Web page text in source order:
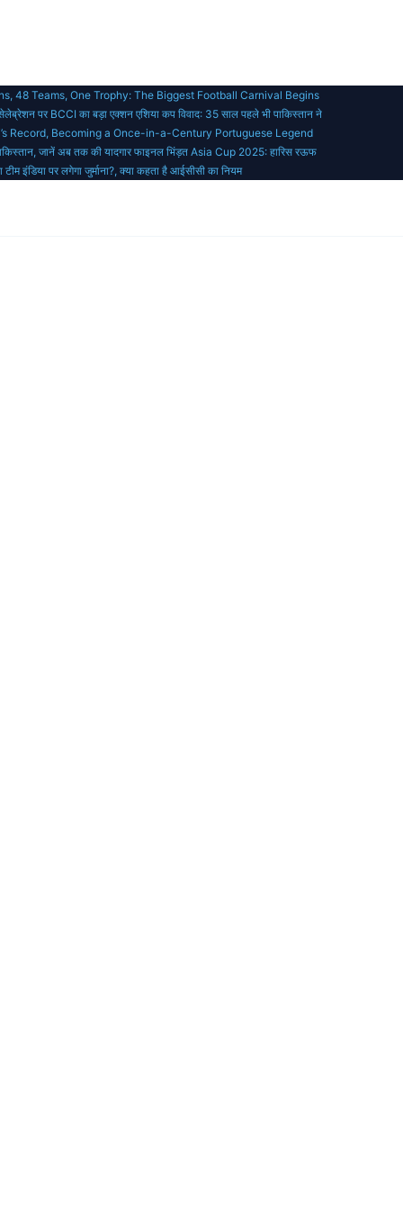
48 Teams, One Trophy: The Biggest Football Carnival Begins
पर BCCI का बड़ा एक्शन एशिया कप विवाद: 35 साल पहले भी पाकिस्तान ने
Record, Becoming a Once-in-a-Century Portuguese Legend
जानें अब तक की यादगार फाइनल भिंड़त Asia Cup 2025: हारिस रऊफ
टीम इंडिया पर लगेगा जुर्माना?, क्या कहता है आईसीसी का नियम